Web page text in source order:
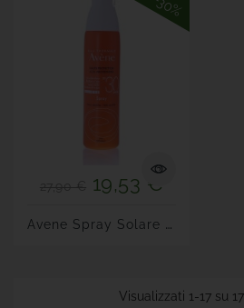
19,53 €
A
Vene Spray Solare SPF 30+
Visualizzati 1-17 su